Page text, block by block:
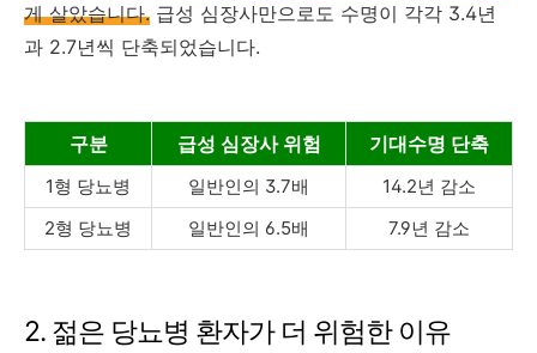
게 살았습니다. 급성 심장사만으로도 수명이 각각 3.4년
과 2.7년씩 단축되었습니다.
구분 급성 심장사 위험 기대수명 단축
1형 당뇨병 일반인의 3.7배
14.2년 감소
2형 당뇨병
일반인의 6.5배 7.9년 감소
2. 젊은 당뇨병 환자가 더 위험한 이유